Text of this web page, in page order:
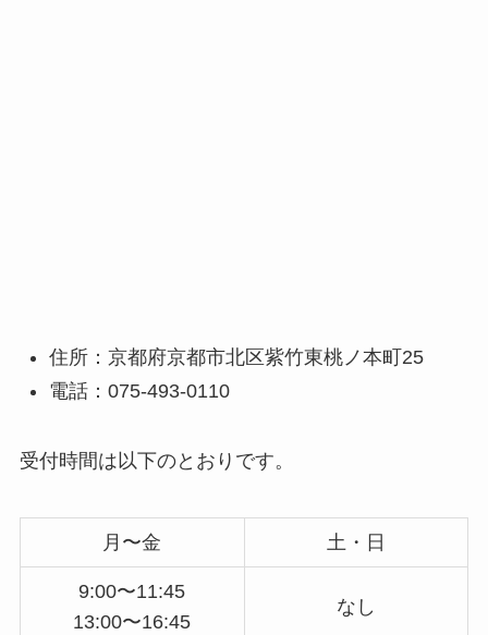
住所：京都府京都市北区紫竹東桃ノ本町25
電話：075-493-0110
受付時間は以下のとおりです。
月〜金 土・日
9:00〜11:45
13:00〜16:45
なし